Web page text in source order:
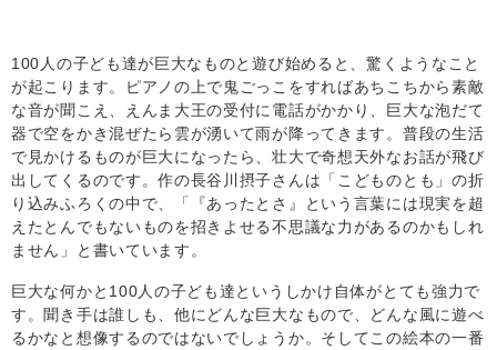
100人の子ども達が巨大なものと遊び始めると、驚くようなこと
が起こります。ピアノの上で鬼ごっこをすればあちこちから素敵
な音が聞こえ、えんま大王の受付に電話がかかり、巨大な泡だて
器で空をかき混ぜたら雲が湧いて雨が降ってきます。普段の生活
で見かけるものが巨大になったら、壮大で奇想天外なお話が飛び
出してくるのです。作の長谷川摂子さんは「こどものとも」の折
り込みふろくの中で、「『あったとさ』という言葉には現実を超
えたとんでもないものを招きよせる不思議な力があるのかもしれ
ません」と書いています。
巨大な何かと100人の子ども達というしかけ自体がとても強力で
す。聞き手は誰しも、他にどんな巨大なもので、どんな風に遊べ
るかなと想像するのではないでしょうか。そしてこの絵本の一番